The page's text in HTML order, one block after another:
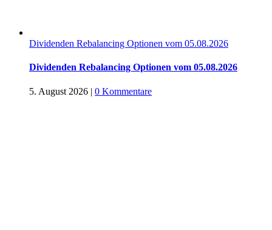
Dividenden Rebalancing Optionen vom 05.08.2026
Dividenden Rebalancing Optionen vom 05.08.2026
5. August 2026 | 0 Kommentare